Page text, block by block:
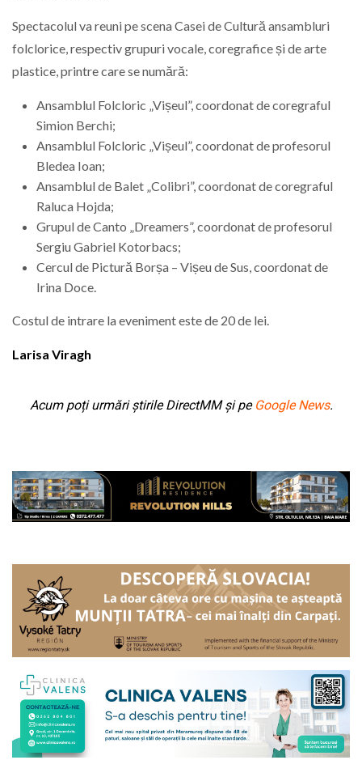
Spectacolul va reuni pe scena Casei de Cultură ansambluri
folclorice, respectiv grupuri vocale, coregrafice și de arte
plastice, printre care se numără:
Ansamblul Folcloric „Vișeul”, coordonat de coregraful
Simion Berchi;
Ansamblul Folcloric „Vișeul”, coordonat de profesorul
Bledea Ioan;
Ansamblul de Balet „Colibri”, coordonat de coregraful
Raluca Hojda;
Grupul de Canto „Dreamers”, coordonat de profesorul
Sergiu Gabriel Kotorbacs;
Cercul de Pictură Borșa – Vișeu de Sus, coordonat de
Irina Doce.
Costul de intrare la eveniment este de 20 de lei.
Larisa Viragh
Acum poți urmări știrile DirectMM și pe Google News.